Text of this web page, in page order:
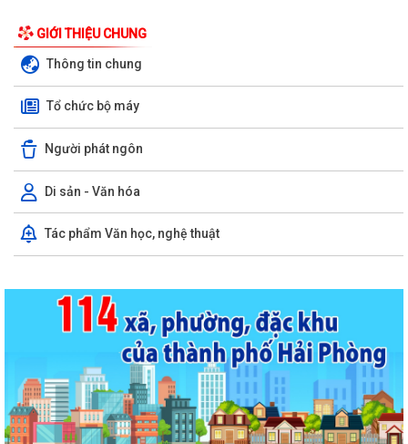
GIỚI THIỆU CHUNG
Thông tin chung
Tổ chức bộ máy
Người phát ngôn
Di sản - Văn hóa
Tác phẩm Văn học, nghệ thuật